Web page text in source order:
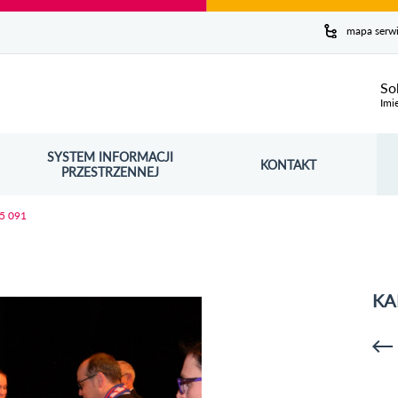
mapa
SYSTEM INFORMACJI
PRZESTRZENNEJ
OTWORZY SIĘ W NOWYM OKNIE KONTAKT
091